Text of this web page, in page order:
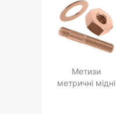
Метизи
метричні мідні